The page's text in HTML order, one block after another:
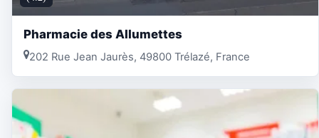
Pharmacie des Allumettes
202 Rue Jean Jaurès, 49800 Trélazé, France